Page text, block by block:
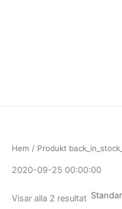
Hem / Produkt
2020-09-25 00:00:00
Visar alla 2 resultat